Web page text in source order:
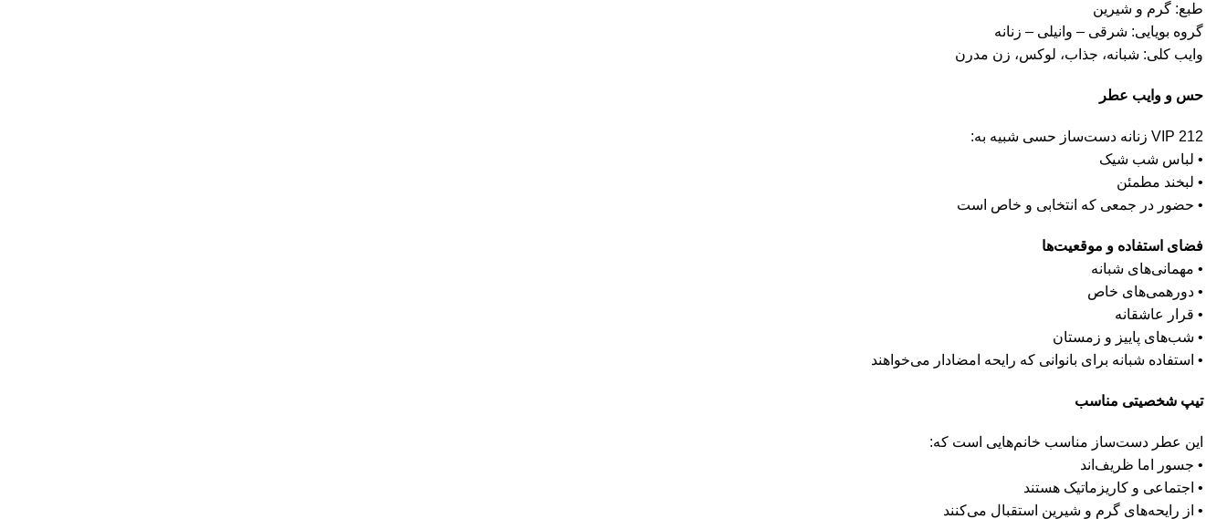
طبع: گرم و شیرین
گروه بویایی: شرقی – وانیلی – زنانه
وایب کلی: شبانه، جذاب، لوکس، زن مدرن
حس و وایب عطر
212 VIP زنانه دست‌ساز حسی شبیه به:
• لباس شب شیک
• لبخند مطمئن
• حضور در جمعی که انتخابی و خاص است
فضای استفاده و موقعیت‌ها
• مهمانی‌های شبانه
• دورهمی‌های خاص
• قرار عاشقانه
• شب‌های پاییز و زمستان
• استفاده شبانه برای بانوانی که رایحه امضادار می‌خواهند
تیپ شخصیتی مناسب
این عطر دست‌ساز مناسب خانم‌هایی است که:
• جسور اما ظریف‌اند
• اجتماعی و کاریزماتیک هستند
• از رایحه‌های گرم و شیرین استقبال می‌کنند